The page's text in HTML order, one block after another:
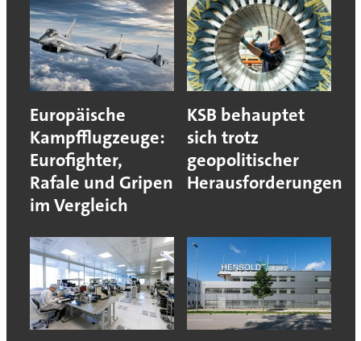
Europäische
Kampfflugzeuge:
Eurofighter,
Rafale und Gripen
im Vergleich
KSB behauptet
sich trotz
geopolitischer
Herausforderungen